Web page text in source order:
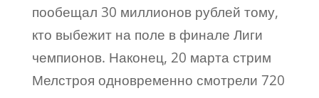
пообещал 30 миллионов рублей тому,
кто выбежит на поле в финале Лиги
чемпионов. Наконец, 20 марта стрим
Мелстроя одновременно смотрели 720